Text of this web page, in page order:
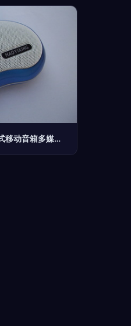
【厂家供应插卡音箱 迷你音箱 便携式移动音箱多媒体音响】价格,厂家,图片,拉杆音箱/移动音箱,莫闪光(个体经营)-